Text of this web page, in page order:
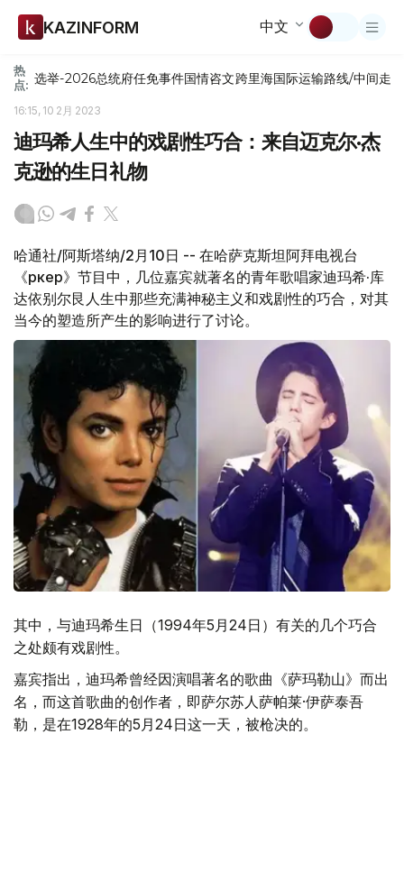
KAZINFORM 中文
热
点: 选举-2026总统府任免事件国情咨文跨里海国际运输路线/中间走廊
16:15, 10 2月 2023
迪玛希人生中的戏剧性巧合：来自迈克尔·杰
克逊的生日礼物
哈通社/阿斯塔纳/2月10日 -- 在哈萨克斯坦阿拜电视台
《Үркер》节目中，几位嘉宾就著名的青年歌唱家迪玛希·库
达依别尔艮人生中那些充满神秘主义和戏剧性的巧合，对其
当今的塑造所产生的影响进行了讨论。
其中，与迪玛希生日（1994年5月24日）有关的几个巧合
之处颇有戏剧性。
嘉宾指出，迪玛希曾经因演唱著名的歌曲《萨玛勒山》而出
名，而这首歌曲的创作者，即萨尔苏人萨帕莱·伊萨泰吾
勒，是在1928年的5月24日这一天，被枪决的。